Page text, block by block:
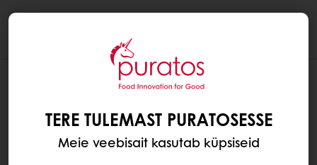
TERE TULEMAST PURATOSESSE
Meie veebisait kasutab küpsiseid